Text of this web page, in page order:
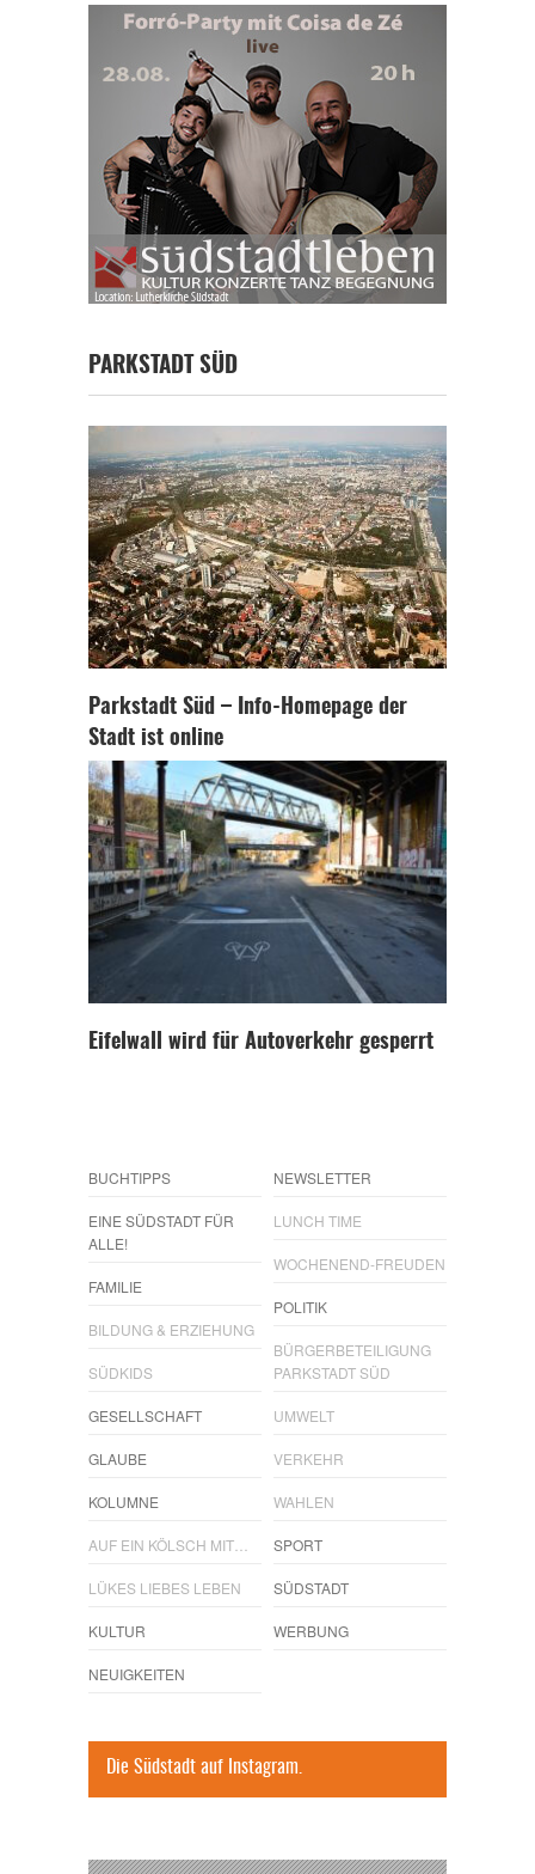
PARKSTADT SÜD
Parkstadt Süd – Info-Homepage der
Stadt ist online
Eifelwall wird für Autoverkehr gesperrt
BUCHTIPPS
EINE SÜDSTADT FÜR
ALLE!
FAMILIE
BILDUNG & ERZIEHUNG
SÜDKIDS
GESELLSCHAFT
GLAUBE
KOLUMNE
AUF EIN KÖLSCH MIT…
LÜKES LIEBES LEBEN
KULTUR
NEUIGKEITEN
NEWSLETTER
LUNCH TIME
WOCHENEND-FREUDEN
POLITIK
BÜRGERBETEILIGUNG
PARKSTADT SÜD
UMWELT
VERKEHR
WAHLEN
SPORT
SÜDSTADT
WERBUNG
Die Südstadt auf Instagram.